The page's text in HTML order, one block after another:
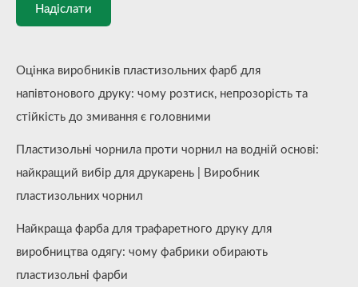
Надіслати
Оцінка виробників пластизольних фарб для
напівтонового друку: чому розтиск, непрозорість та
стійкість до змивання є головними
Пластизольні чорнила проти чорнил на водній основі:
найкращий вибір для друкарень | Виробник
пластизольних чорнил
Найкраща фарба для трафаретного друку для
виробництва одягу: чому фабрики обирають
пластизольні фарби